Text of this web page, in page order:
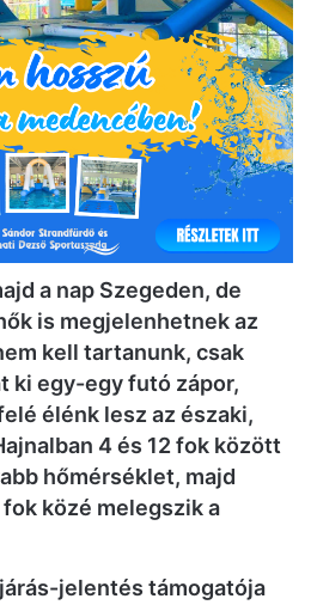
a nap Szegeden, de
is megjelenhetnek az
kell tartanunk, csak
ki egy-egy futó zápor,
élénk lesz az északi,
4 és 12 fok között
hőmérséklet, majd
közé melegszik a
jelentés támogatója